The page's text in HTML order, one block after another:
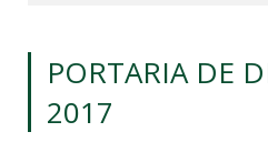
PORTARIA DE
2017